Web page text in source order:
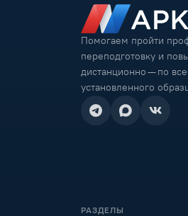
Помогаем пройти
переподготовку и
дистанционно — по
установленного
РАЗДЕЛЫ